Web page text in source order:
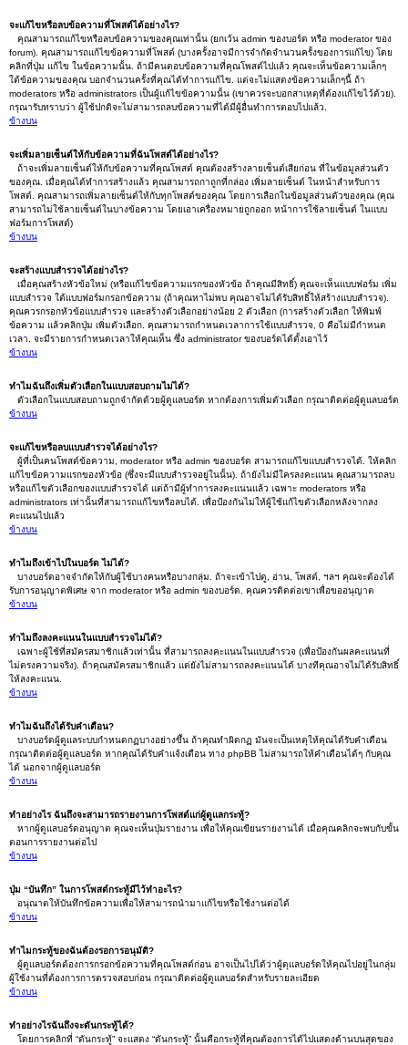
จะแก้ไขหรือลบข้อความที่โพสต์ได้อย่างไร?
คุณสามารถแก้ไขหรือลบข้อความของคุณเท่านั้น (ยกเว้น admin ของบอร์ด หรือ moderator ของ
forum). คุณสามารถแก้ไขข้อความที่โพสต์ (บางครั้งอาจมีการจำกัดจำนวนครั้งของการแก้ไข) โดย
คลิกที่ปุ่ม แก้ไข ในข้อความนั้น. ถ้ามีคนตอบข้อความที่คุณโพสต์ไปแล้ว คุณจะเห็นข้อความเล็กๆ
ใต้ข้อความของคุณ บอกจำนวนครั้งที่คุณได้ทำการแก้ไข. แต่จะไม่แสดงข้อความเล็กๆนี้ ถ้า
moderators หรือ administrators เป็นผู้แก้ไขข้อความนั้น (เขาควรจะบอกสาเหตุที่ต้องแก้ไขไว้ด้วย).
กรุณารับทราบว่า ผู้ใช้ปกติจะไม่สามารถลบข้อความที่ได้มีผู้อื่นทำการตอบไปแล้ว.
ข้างบน
จะเพิ่มลายเซ็นต์ให้กับข้อความที่ฉันโพสต์ได้อย่างไร?
ถ้าจะเพิ่มลายเซ็นต์ให้กับข้อความที่คุณโพสต์ คุณต้องสร้างลายเซ็นต์เสียก่อน ที่ในข้อมูลส่วนตัว
ของคุณ. เมื่อคุณได้ทำการสร้างแล้ว คุณสามารถกาถูกที่กล่อง เพิ่มลายเซ็นต์ ในหน้าสำหรับการ
โพสต์. คุณสามารถเพิ่มลายเซ็นต์ให้กับทุกโพสต์ของคุณ โดยการเลือกในข้อมูลส่วนตัวของคุณ (คุณ
สามารถไม่ใช้ลายเซ็นต์ในบางข้อความ โดยเอาเครื่องหมายถูกออก หน้าการใช้ลายเซ็นต์ ในแบบ
ฟอร์มการโพสต์)
ข้างบน
จะสร้างแบบสำรวจได้อย่างไร?
เมื่อคุณสร้างหัวข้อใหม่ (หรือแก้ไขข้อความแรกของหัวข้อ ถ้าคุณมีสิทธิ์) คุณจะเห็นแบบฟอร์ม เพิ่ม
แบบสำรวจ ใต้แบบฟอร์มกรอกข้อความ (ถ้าคุณหาไม่พบ คุณอาจไม่ได้รับสิทธิ์ให้สร้างแบบสำรวจ).
คุณควรกรอกหัวข้อแบบสำรวจ และสร้างตัวเลือกอย่างน้อย 2 ตัวเลือก (การสร้างตัวเลือก ให้พิมพ์
ข้อความ แล้วคลิกปุ่ม เพิ่มตัวเลือก. คุณสามารถกำหนดเวลาการใช้แบบสำรวจ, 0 คือไม่มีกำหนด
เวลา. จะมีรายการกำหนดเวลาให้คุณเห็น ซึ่ง administrator ของบอร์ดได้ตั้งเอาไว้
ข้างบน
ทำไมฉันถึงเพิ่มตัวเลือกในแบบสอบถามไม่ได้?
ตัวเลือกในแบบสอบถามถูกจำกัดด้วยผู้ดูแลบอร์ด หากต้องการเพิ่มตัวเลือก กรุณาติดต่อผู้ดูแลบอร์ด
ข้างบน
จะแก้ไขหรือลบแบบสำรวจได้อย่างไร?
ผู้ที่เป็นคนโพสต์ข้อความ, moderator หรือ admin ของบอร์ด สามารถแก้ไขแบบสำรวจได้. ให้คลิก
แก้ไขข้อความแรกของหัวข้อ (ซึ่งจะมีแบบสำรวจอยู่ในนั้น). ถ้ายังไม่มีใครลงคะแนน คุณสามารถลบ
หรือแก้ไขตัวเลือกของแบบสำรวจได้ แต่ถ้ามีผู้ทำการลงคะแนนแล้ว เฉพาะ moderators หรือ
administrators เท่านั้นที่สามารถแก้ไขหรือลบได้. เพื่อป้องกันไม่ให้ผู้ใช้แก้ไขตัวเลือกหลังจากลง
คะแนนไปแล้ว
ข้างบน
ทำไมถึงเข้าไปในบอร์ด ไม่ได้?
บางบอร์ดอาจจำกัดให้กับผู้ใช้บางคนหรือบางกลุ่ม. ถ้าจะเข้าไปดู, อ่าน, โพสต์, ฯลฯ คุณจะต้องได้
รับการอนุญาตพิเศษ จาก moderator หรือ admin ของบอร์ด. คุณควรติดต่อเขาเพื่อขออนุญาต
ข้างบน
ทำไมถึงลงคะแนนในแบบสำรวจไม่ได้?
เฉพาะผู้ใช้ที่สมัครสมาชิกแล้วเท่านั้น ที่สามารถลงคะแนนในแบบสำรวจ (เพื่อป้องกันผลคะแนนที่
ไม่ตรงความจริง). ถ้าคุณสมัครสมาชิกแล้ว แต่ยังไม่สามารถลงคะแนนได้ บางทีคุณอาจไม่ได้รับสิทธิ์
ให้ลงคะแนน.
ข้างบน
ทำไมฉันถึงได้รับคำเตือน?
บางบอร์ดผู้ดูแลระบบกำหนดกฏบางอย่างขึ้น ถ้าคุณทำผิดกฏ มันจะเป็นเหตุให้คุณได้รับคำเตือน
กรุณาติดต่อผู้ดูแลบอร์ด หากคุณได้รับคำแจ้งเตือน ทาง phpBB ไม่สามารถให้คำเตือนได้ๆ กับคุณ
ได้ นอกจากผู้ดูแลบอร์ด
ข้างบน
ทำอย่างไร ฉันถึงจะสามารถรายงานการโพสต์แก่ผู้ดูแลกระทู้?
หากผู้ดูแลบอร์ดอนุญาต คุณจะเห็นปุ่มรายงาน เพื่อให้คุณเขียนรายงานได้ เมื่อคุณคลิกจะพบกับขั้น
ตอนการรายงานต่อไป
ข้างบน
ปุ่ม “บันทึก” ในการโพสต์กระทู้มีไว้ทำอะไร?
อนุณาตให้บันทึกข้อความเพื่อให้สามารถนำมาแก้ไขหรือใช้งานต่อได้
ข้างบน
ทำไมกระทู้ของฉันต้องรอการอนุมัติ?
ผู้ดูแลบอร์ดต้องการกรอกข้อความที่คุณโพสต์ก่อน อาจเป็นไปได้ว่าผู้ดุแลบอร์ดให้คุณไปอยู่ในกลุ่ม
ผู้ใช้งานที่ต้องการการตรวจสอบก่อน กรุณาติดต่อผู้ดูแลบอร์ดสำหรับรายละเอียด
ข้างบน
ทำอย่างไรฉันถึงจะดันกระทู้ได้?
โดยการคลิกที่ “ดันกระทู้” จะแสดง “ดันกระทู้” นั้นคือกระทู้ที่คุณต้องการได้ไปแสดงด้านบนสุดของ